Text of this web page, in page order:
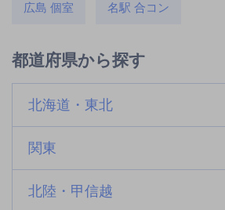
広島 個室 名駅 合コン
都道府県から探す
北海道・東北
関東
北陸・甲信越